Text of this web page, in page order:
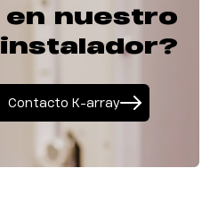
en nuestro
instalador?
Contacto K-array